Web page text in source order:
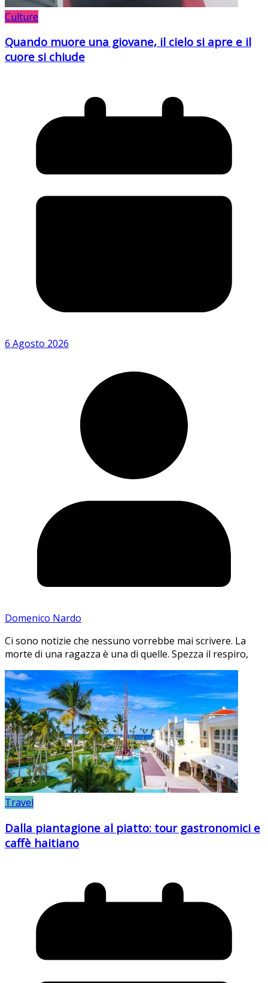
Culture
Quando muore una giovane, il cielo si apre e il
cuore si chiude
6 Agosto 2026
Domenico Nardo
Ci sono notizie che nessuno vorrebbe mai scrivere. La
morte di una ragazza è una di quelle. Spezza il respiro,
Travel
Dalla piantagione al piatto: tour gastronomici e
caffè haitiano